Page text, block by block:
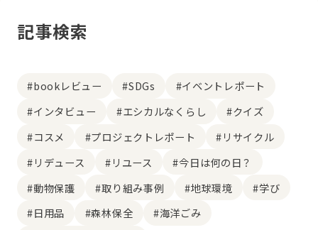
記事検索
#bookレビュー #SDGs
#イベントレポート
#インタビュー
#エシカルなくらし
#クイズ
#コスメ
#プロジェクトレポート
#リサイクル
#リデュース
#リユース
#今日は何の日？
#動物保護
#取り組み事例 #地球環境
#学び
#日用品
#森林保全
#海洋ごみ